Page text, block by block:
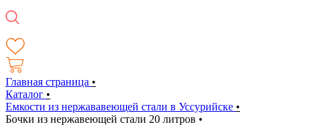
Главная страница •
Каталог •
Емкости из нержававеющей стали в Уссурийске •
Бочки из нержавеющей стали 20 литров •